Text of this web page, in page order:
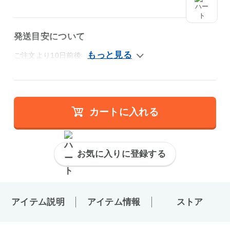
発送目安について
ご注文より10日前後
カートに入れる
お気に入りに登録する
アイテム説明 アイテム情報 ストア